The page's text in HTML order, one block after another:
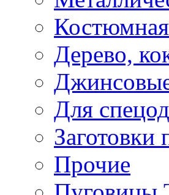
Дерево,
Для
Заготовки
Прочие